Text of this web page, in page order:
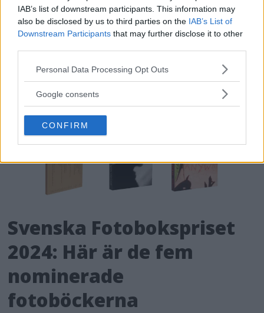
IAB’s list of downstream participants. This information may
also be disclosed by us to third parties on the IAB’s List of
Downstream Participants that may further disclose it to other
Please note that this website/app uses one or more Google
not limited to your visit or usage behaviour. You may click to
use your data for below specified purposes in below Google
consent section.
Personal Data Processing Opt Outs
Google consents
CONFIRM
fotoboksstipendier
ANNONS
Svenska Fotobokspriset
2024: Här är de fem
nominerade
fotoböckerna